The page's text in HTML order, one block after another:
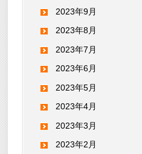
2023年9月
2023年8月
2023年7月
2023年6月
2023年5月
2023年4月
2023年3月
2023年2月